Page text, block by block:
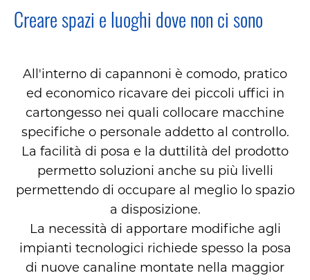
Creare spazi e luoghi dove non ci sono
All'interno di capannoni è comodo, pratico
ed economico ricavare dei piccoli uffici in
cartongesso nei quali collocare macchine
specifiche o personale addetto al controllo.
La facilità di posa e la duttilità del prodotto
permetto soluzioni anche su più livelli
permettendo di occupare al meglio lo spazio
a disposizione.
La necessità di apportare modifiche agli
impianti tecnologici richiede spesso la posa
di nuove canaline montate nella maggior